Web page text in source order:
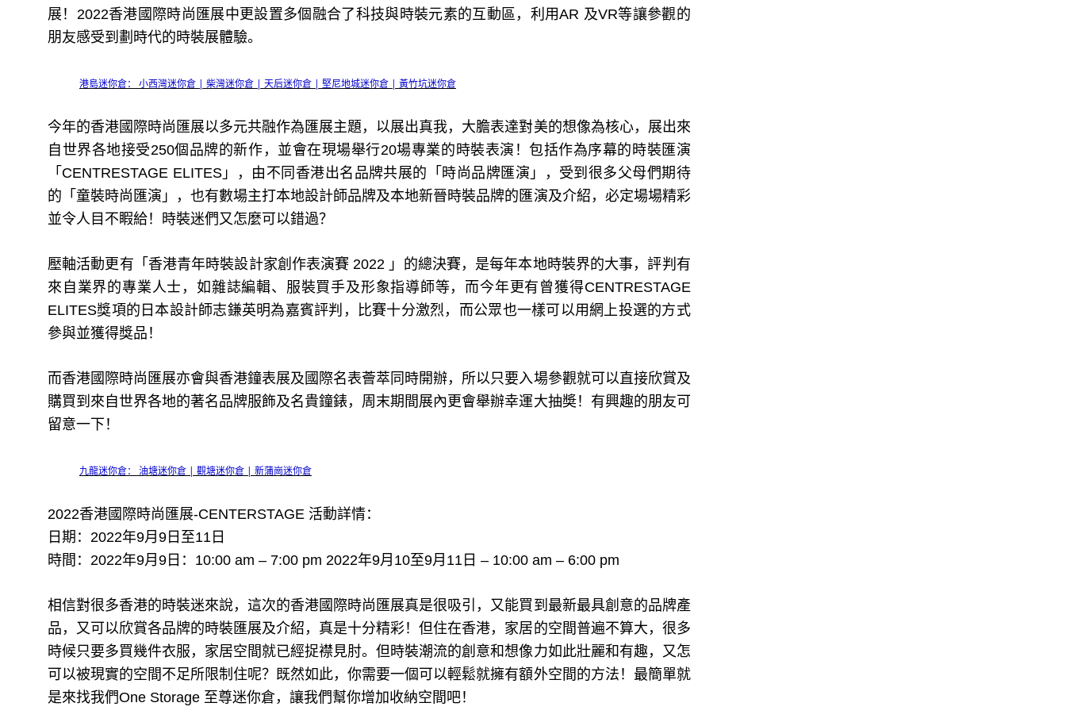
展！2022香港國際時尚匯展中更設置多個融合了科技與時裝元素的互動區，利用AR 及VR等讓參觀的
朋友感受到劃時代的時裝展體驗。
港島迷你倉： 小西灣迷你倉 | 柴灣迷你倉 | 天后迷你倉 | 堅尼地城迷你倉 | 黃竹坑迷你倉
今年的香港國際時尚匯展以多元共融作為匯展主題，以展出真我，大膽表達對美的想像為核心，展出來
自世界各地接受250個品牌的新作，並會在現場舉行20場專業的時裝表演！包括作為序幕的時裝匯演
「CENTRESTAGE ELITES」，由不同香港出名品牌共展的「時尚品牌匯演」，受到很多父母們期待
的「童裝時尚匯演」，也有數場主打本地設計師品牌及本地新晉時裝品牌的匯演及介紹，必定場場精彩
並令人目不睱給！時裝迷們又怎麼可以錯過？
壓軸活動更有「香港青年時裝設計家創作表演賽 2022 」的總決賽，是每年本地時裝界的大事，評判有
來自業界的專業人士，如雜誌編輯、服裝買手及形象指導師等，而今年更有曾獲得CENTRESTAGE
ELITES獎項的日本設計師志鎌英明為嘉賓評判，比賽十分激烈，而公眾也一樣可以用網上投選的方式
參與並獲得獎品！
而香港國際時尚匯展亦會與香港鐘表展及國際名表薈萃同時開辦，所以只要入場參觀就可以直接欣賞及
購買到來自世界各地的著名品牌服飾及名貴鐘錶，周末期間展內更會舉辦幸運大抽奬！有興趣的朋友可
留意一下！
九龍迷你倉： 油塘迷你倉 | 觀塘迷你倉 | 新蒲崗迷你倉
2022香港國際時尚匯展-CENTERSTAGE 活動詳情：
日期：2022年9月9日至11日
時間：2022年9月9日：10:00 am – 7:00 pm 2022年9月10至9月11日 – 10:00 am – 6:00 pm
相信對很多香港的時裝迷來說，這次的香港國際時尚匯展真是很吸引，又能買到最新最具創意的品牌產
品，又可以欣賞各品牌的時裝匯展及介紹，真是十分精彩！但住在香港，家居的空間普遍不算大，很多
時候只要多買幾件衣服，家居空間就已經捉襟見肘。但時裝潮流的創意和想像力如此壯麗和有趣，又怎
可以被現實的空間不足所限制住呢？既然如此，你需要一個可以輕鬆就擁有額外空間的方法！最簡單就
是來找我們One Storage 至尊迷你倉，讓我們幫你增加收納空間吧！